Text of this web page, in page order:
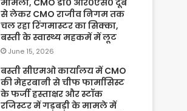
से लेकर CMO राजीव निगम तक
चल रहा रिंगमास्टर का सिक्का,
बस्ती के स्वास्थ्य महकमें में लूट
June 15, 2026
बस्ती सीएमओ कार्यालय में CMO
की मेहरबानी से चीफ फार्मासिस्ट
के फर्जी हस्ताक्षर और स्टॉक
रजिस्टर में गड़बड़ी के मामले में